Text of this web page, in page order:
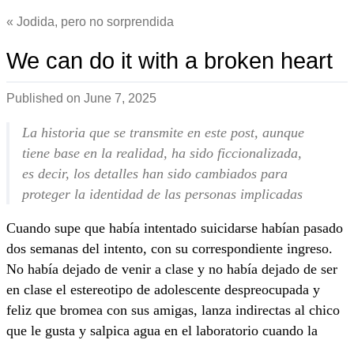
Jodida, pero no sorprendida
We can do it with a broken heart
Published on June 7, 2025
La historia que se transmite en este post, aunque
tiene base en la realidad, ha sido ficcionalizada,
es decir, los detalles han sido cambiados para
proteger la identidad de las personas implicadas
Cuando supe que había intentado suicidarse habían pasado
dos semanas del intento, con su correspondiente ingreso.
No había dejado de venir a clase y no había dejado de ser
en clase el estereotipo de adolescente despreocupada y
feliz que bromea con sus amigas, lanza indirectas al chico
que le gusta y salpica agua en el laboratorio cuando la